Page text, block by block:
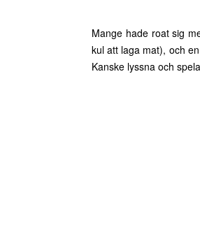
Mange hade roat sig
kul att laga mat), och
Kanske lyssna och